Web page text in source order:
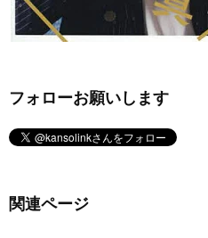
フォローお願いします
関連ページ